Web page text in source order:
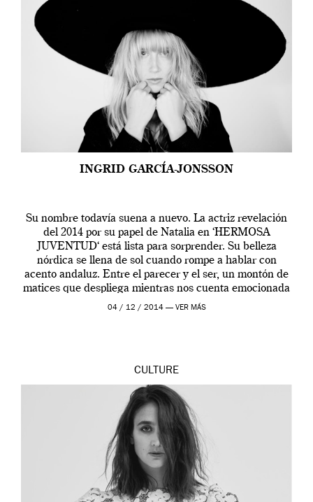
INGRID GARCÍA-JONSSON
Su nombre todavía suena a nuevo. La actriz revelación
del 2014 por su papel de Natalia en ‘HERMOSA
JUVENTUD‘ está lista para sorprender. Su belleza
nórdica se llena de sol cuando rompe a hablar con
acento andaluz. Entre el parecer y el ser, un montón de
matices que despliega mientras nos cuenta emocionada
su primer […]
04 / 12 / 2014 — VER MÁS
CULTURE